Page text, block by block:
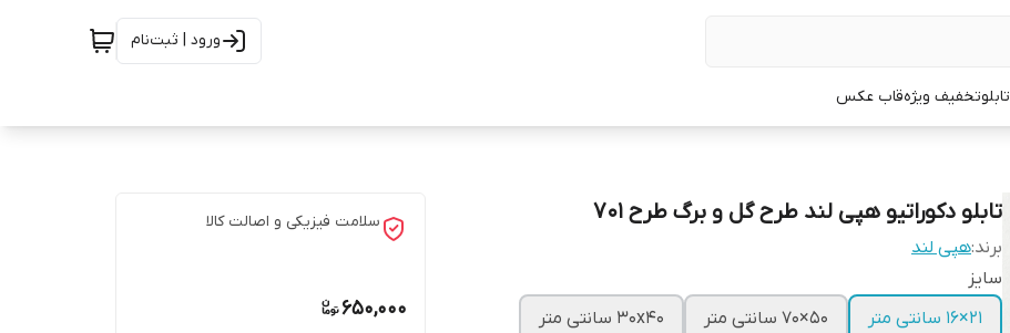
ورود | ثبت‌نام
تابلوتخفیف ویژهقاب عکس
تابلو دکوراتیو هپی لند طرح گل و برگ طرح 701
برند:هپی لند
سایز
21×16 سانتی متر
50×70 سانتی متر 30x40 سانتی متر
سلامت فیزیکی و اصالت کالا
650,000